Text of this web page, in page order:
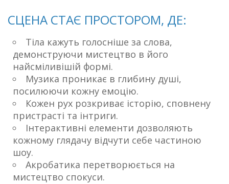
СЦЕНА СТАЄ ПРОСТОРОМ, ДЕ:
Тіла кажуть голосніше за слова,
демонструючи мистецтво в його
найсміливішій формі.
Музика проникає в глибину душі,
посилюючи кожну емоцію.
Кожен рух розкриває історію, сповнену
пристрасті та інтриги.
Інтерактивні елементи дозволяють
кожному глядачу відчути себе частиною
шоу.
Акробатика перетворюється на
мистецтво спокуси.